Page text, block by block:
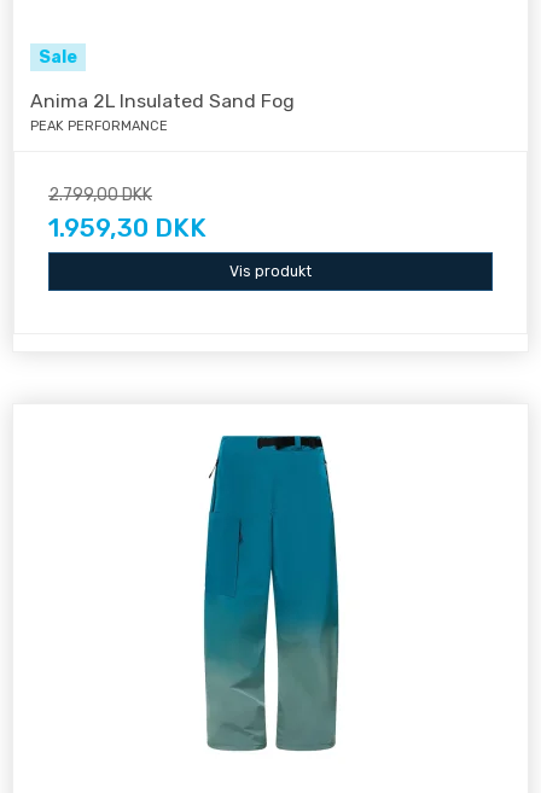
Sale
Anima 2L Insulated Sand Fog
PEAK PERFORMANCE
2.799,00 DKK
1.959,30 DKK
Vis produkt